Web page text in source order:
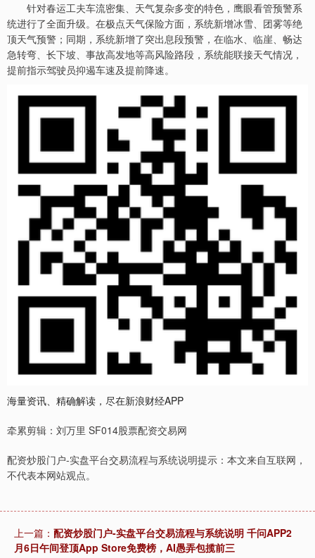
针对春运工夫车流密集、天气复杂多变的特色，鹰眼看管预警系
统进行了全面升级。在极点天气保险方面，系统新增冰雪、团雾等绝
顶天气预警；同期，系统新增了突出息段预警，在临水、临崖、畅达
急转弯、长下坡、事故高发地等高风险路段，系统能联接天气情况，
提前指示驾驶员抑遏车速及提前降速。
海量资讯、精确解读，尽在新浪财经APP
牵累剪辑：刘万里 SF014股票配资交易网
配资炒股门户-实盘平台交易流程与系统说明提示：本文来自互联网，
不代表本网站观点。
上一篇： 配资炒股门户-实盘平台交易流程与系统说明 千问APP2
月6日午间登顶App Store免费榜，AI愚弄包揽前三